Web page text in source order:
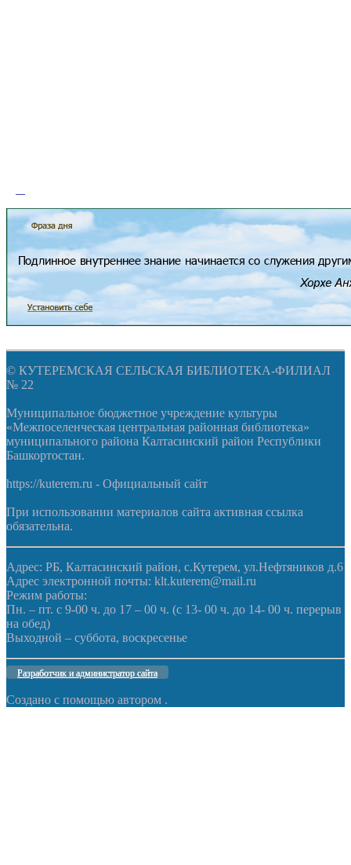
© КУТЕРЕМСКАЯ СЕЛЬСКАЯ БИБЛИОТЕКА-ФИЛИАЛ
№ 22
Муниципальное бюджетное учреждение культуры
«Межпоселенческая центральная районная библиотека»
муниципального района Калтасинский район Республики
Башкортостан.
https://kuterem.ru - Официальный сайт
При использовании материалов сайта активная ссылка
обязательна.
Адрес: РБ, Калтасинский район, с.Кутерем, ул.Нефтяников д.6
Адрес электронной почты: klt.kuterem@mail.ru
Режим работы:
Пн. – пт. с 9-00 ч. до 17 – 00 ч. (с 13- 00 ч. до 14- 00 ч. перерыв
на обед)
Выходной – суббота, воскресенье
Разработчик и администратор сайта
Создано с помощью автором .